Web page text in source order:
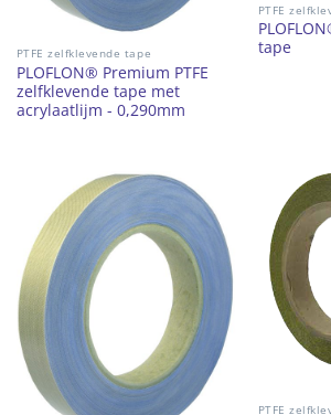
PTFE zelfklevende tape
PLOFLON® Premium PTFE
zelfklevende tape met
acrylaatlijm - 0,290mm
PTFE
tape
PTFE